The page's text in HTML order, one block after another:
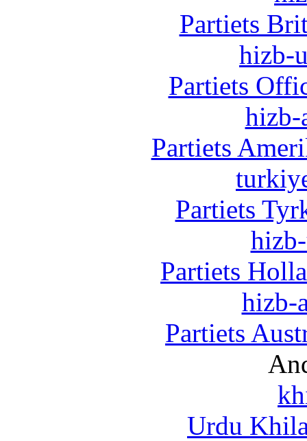
Partiets
hizb-
Partiets
hizb-
Partiets
Partiets
Partiets
hizb-
Partiets
Urdu